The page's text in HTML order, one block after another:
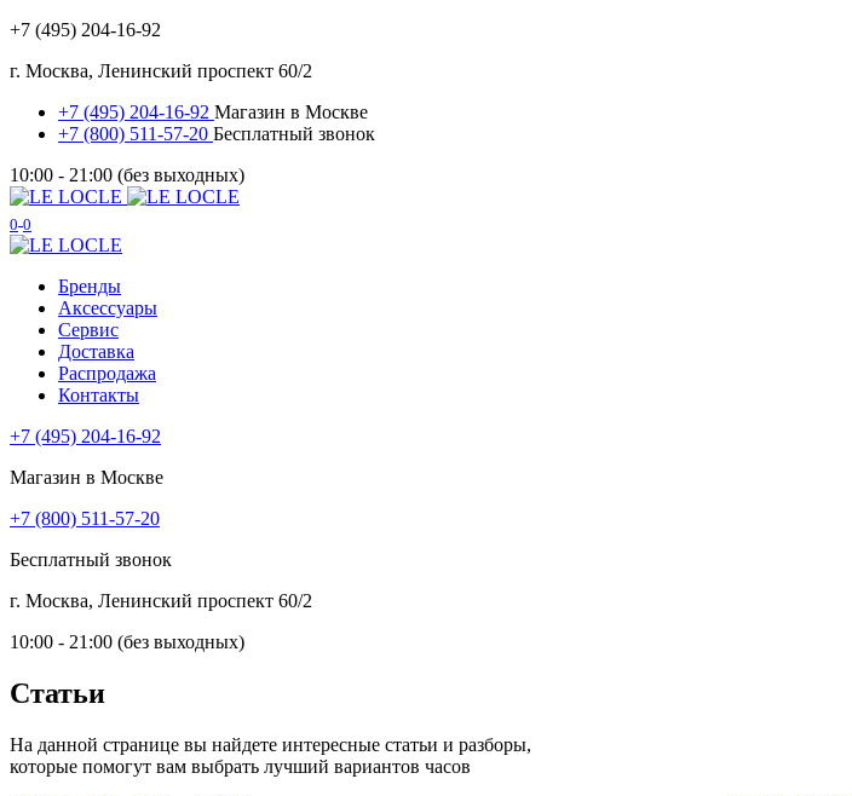
+7 (495) 204-16-92
г. Москва, Ленинский проспект 60/2
+7 (495) 204-16-92 Магазин в Москве
+7 (800) 511-57-20 Бесплатный звонок
10:00 - 21:00 (без выходных)
0 0
Бренды
Аксессуары
Сервис
Доставка
Распродажа
Контакты
+7 (495) 204-16-92
Магазин в Москве
+7 (800) 511-57-20
Бесплатный звонок
г. Москва, Ленинский проспект 60/2
10:00 - 21:00 (без выходных)
Статьи
На данной странице вы найдете интересные статьи и разборы,
которые помогут вам выбрать лучший вариантов часов